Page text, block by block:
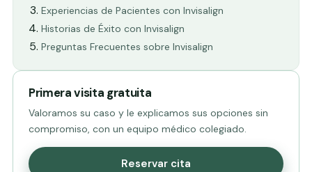
Experiencias de Pacientes con Invisalign
Historias de Éxito con Invisalign
Preguntas Frecuentes sobre Invisalign
Primera visita gratuita
Valoramos su caso y le explicamos sus opciones sin
compromiso, con un equipo médico colegiado.
Reservar cita